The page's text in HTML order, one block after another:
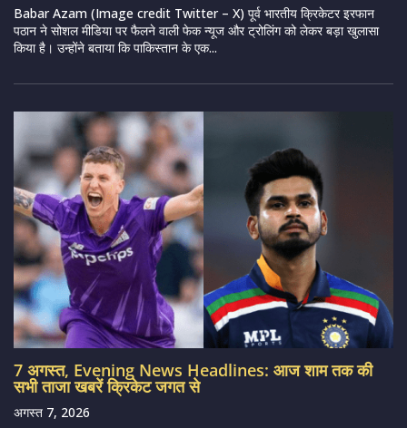
Babar Azam (Image credit Twitter – X) पूर्व भारतीय क्रिकेटर इरफान
पठान ने सोशल मीडिया पर फैलने वाली फेक न्यूज और ट्रोलिंग को लेकर बड़ा खुलासा
किया है। उन्होंने बताया कि पाकिस्तान के एक...
7 अगस्त, Evening News Headlines: आज शाम तक की
सभी ताजा खबरें क्रिकेट जगत से
अगस्त 7, 2026